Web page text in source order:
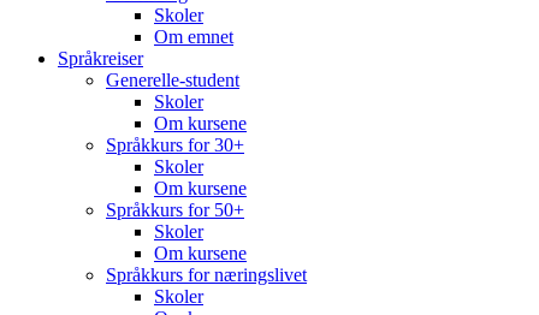
Skoler
Om emnet
Språkreiser
Generelle-student
Skoler
Om kursene
Språkkurs for 30+
Skoler
Om kursene
Språkkurs for 50+
Skoler
Om kursene
Språkkurs for næringslivet
Skoler